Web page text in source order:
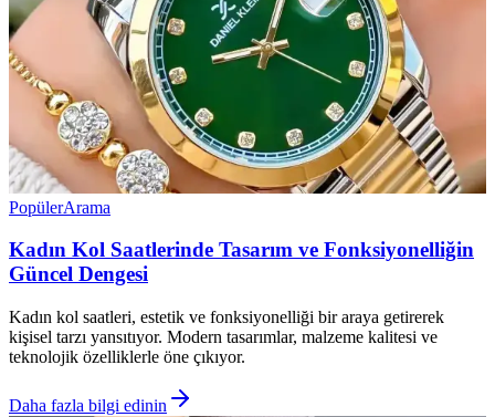
PopülerArama
Kadın Kol Saatlerinde Tasarım ve Fonksiyonelliğin
Güncel Dengesi
Kadın kol saatleri, estetik ve fonksiyonelliği bir araya getirerek
kişisel tarzı yansıtıyor. Modern tasarımlar, malzeme kalitesi ve
teknolojik özelliklerle öne çıkıyor.
Daha fazla bilgi edinin